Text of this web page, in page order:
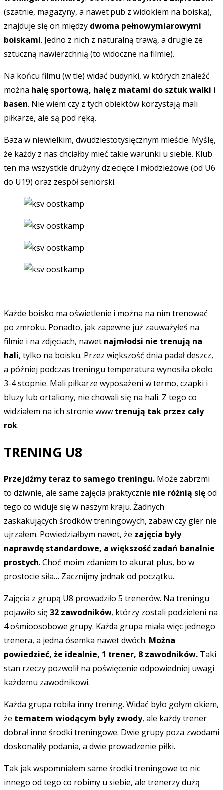
(szatnie, magazyny, a nawet pub z widokiem na boiska),
znajduje się on między dwoma pełnowymiarowymi
boiskami. Jedno z nich z naturalną trawą, a drugie ze
sztuczną nawierzchnią (to widoczne na filmie).
Na końcu filmu (w tle) widać budynki, w których znaleźć
można halę sportową, halę z matami do sztuk walki i
basen. Nie wiem czy z tych obiektów korzystają mali
piłkarze, ale są pod ręką.
Baza w niewielkim, dwudziestotysięcznym mieście. Myślę,
że każdy z nas chciałby mieć takie warunki u siebie. Klub
ten ma wszystkie drużyny dziecięce i młodzieżowe (od U6
do U19) oraz zespół seniorski.
Każde boisko ma oświetlenie i można na nim trenować
po zmroku. Ponadto, jak zapewne już zauważyłeś na
filmie i na zdjęciach, nawet najmłodsi nie trenują na
hali, tylko na boisku. Przez większość dnia padał deszcz,
a później podczas treningu temperatura wynosiła około
3-4 stopnie. Mali piłkarze wyposażeni w termo, czapki i
bluzy lub ortaliony, nie chowali się na hali. Z tego co
widziałem na ich stronie www trenują tak przez cały
rok.
TRENING U8
Przejdźmy teraz to samego treningu. Może zabrzmi
to dziwnie, ale same zajęcia praktycznie nie różnią sięod
tego co widuje się w naszym kraju. Żadnych
zaskakujących środków treningowych, zabaw czy gier nie
ujrzałem. Powiedziałbym nawet, że zajęcia były
naprawdę standardowe, a większość zadań banalnie
prostych. Choć moim zdaniem to akurat plus, bo w
prostocie siła… Zacznijmy jednak od początku.
Zajęcia z grupą U8 prowadziło 5 trenerów. Na treningu
pojawiło się32 zawodników, którzy zostali podzieleni na
4 ośmioosobowe grupy. Każda grupa miała więc jednego
trenera, a jedna ósemka nawet dwóch. Można
powiedzieć, że idealnie, 1 trener, 8 zawodników. Taki
stan rzeczy pozwolił na poświęcenie odpowiedniej uwagi
każdemu zawodnikowi.
Każda grupa robiła inny trening. Widać było gołym okiem,
że tematem wiodącym były zwody, ale każdy trener
dobrał inne środki treningowe. Dwie grupy poza zwodami
doskonaliły podania, a dwie prowadzenie piłki.
Tak jak wspomniałem same środki treningowe to nic
innego od tego co robimy u siebie, ale trenerzy dużą